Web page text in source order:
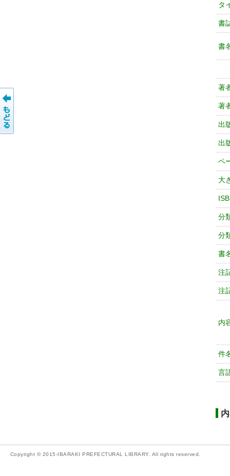
タ
書
書
著
著
出
出
ペ
大
分
分
書
注
注
内
件
言
Copyright © 2015-IBARAKI PREFECTURAL LIBRARY. All rights reserved.